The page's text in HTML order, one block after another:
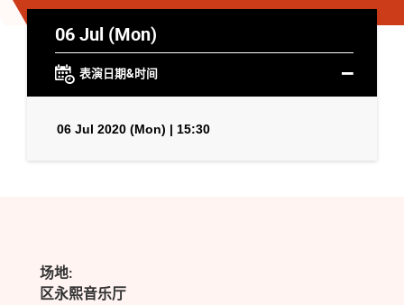
06 Jul (Mon)
表演日期&时间
06 Jul 2020 (Mon) | 15:30
场地:
区永熙音乐厅